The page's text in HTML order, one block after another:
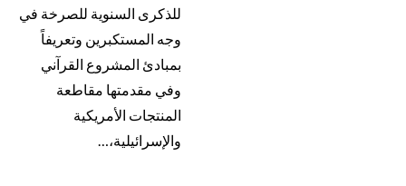
للذكرى السنوية للصرخة في
وجه المستكبرين وتعريفاً
بمبادئ المشروع القرآني
وفي مقدمتها مقاطعة
المنتجات الأمريكية
والإسرائيلية،…